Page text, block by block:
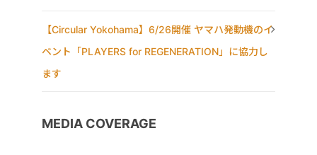
【Circular Yokohama】6/26開催 ヤマハ発動機のイ
ベント「PLAYERS for REGENERATION」に協力し
ます
MEDIA COVERAGE